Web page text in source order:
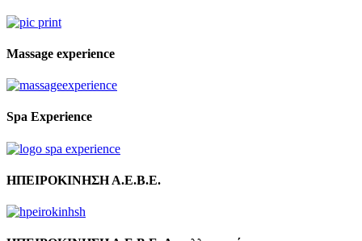
Massage experience
Spa Experience
ΗΠΕΙΡΟΚΙΝΗΣΗ Α.Ε.Β.Ε.